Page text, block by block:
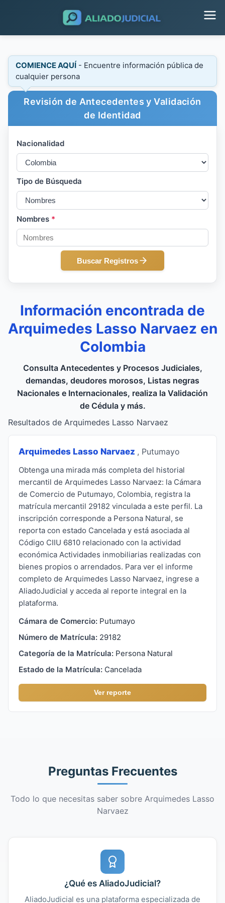
COMIENCE AQUÍ - Encuentre información pública de
cualquier persona
Revisión de Antecedentes y Validación
de Identidad
Nacionalidad
Tipo de Búsqueda
Nombres *
Buscar Registros
Información encontrada de
Arquimedes Lasso Narvaez en
Colombia
Consulta Antecedentes y Procesos Judiciales,
demandas, deudores morosos, Listas negras
Nacionales e Internacionales, realiza la Validación
de Cédula y más.
Resultados de Arquimedes Lasso Narvaez
Arquimedes Lasso Narvaez , Putumayo
Obtenga una mirada más completa del historial
mercantil de Arquimedes Lasso Narvaez: la Cámara
de Comercio de Putumayo, Colombia, registra la
matrícula mercantil 29182 vinculada a este perfil. La
inscripción corresponde a Persona Natural, se
reporta con estado Cancelada y está asociada al
Código CIIU 6810 relacionado con la actividad
económica Actividades inmobiliarias realizadas con
bienes propios o arrendados. Para ver el informe
completo de Arquimedes Lasso Narvaez, ingrese a
AliadoJudicial y acceda al reporte integral en la
plataforma.
Cámara de Comercio: Putumayo
Número de Matrícula: 29182
Categoría de la Matrícula: Persona Natural
Estado de la Matrícula: Cancelada
Ver reporte
Preguntas Frecuentes
Todo lo que necesitas saber sobre Arquimedes Lasso
Narvaez
¿Qué es AliadoJudicial?
AliadoJudicial es una plataforma especializada de